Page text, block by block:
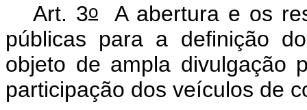
Art. 3o A abertura e os
públicas para a definição
objeto de ampla divulgação
participação dos veículos de